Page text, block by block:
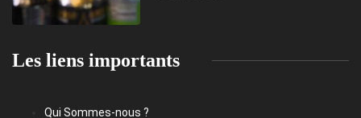
Les liens importants
Qui Sommes-nous ?